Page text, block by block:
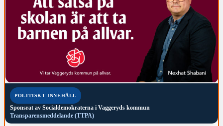
POLITISKT INNEHÅLL
Sponsrat av Socialdemokraterna i Vaggeryds kommun
Transparensmeddelande (TTPA)